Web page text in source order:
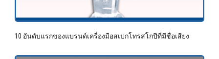
10 อันดับแรกของแบรนด์เครื่องมือสเปกโทรสโกปีที่มีชื่อเสียง